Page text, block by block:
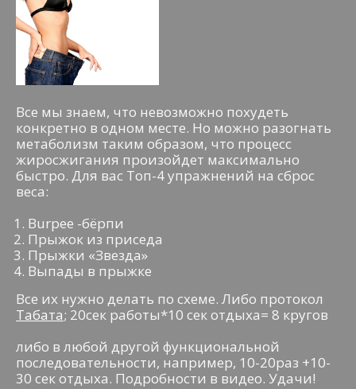
Все мы знаем, что невозможно похудеть
конкретно в одном месте. Но можно разогнать
метаболизм таким образом, что процесс
жиросжигания произойдет максимально
быстро. Для вас Топ-4 упражнений на сброс
веса:
Burpee -бёрпи
Прыжок из приседа
Прыжки «Звезда»
Выпады в прыжке
Все их нужно делать по схеме. Либо протокол
Табата; 20сек работы*10 сек отдыха= 8 кругов
либо в любой другой функциональной
последовательности, например, 10-20раз +10-
30 сек отдыха. Подробности в видео. Удачи!